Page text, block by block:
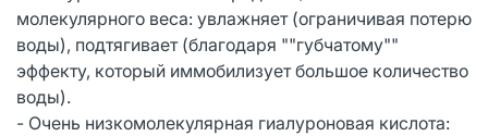
молекулярного веса: увлажняет (ограничивая потерю
воды), подтягивает (благодаря ""губчатому""
эффекту, который иммобилизует большое количество
воды).
- Очень низкомолекулярная гиалуроновая кислота: